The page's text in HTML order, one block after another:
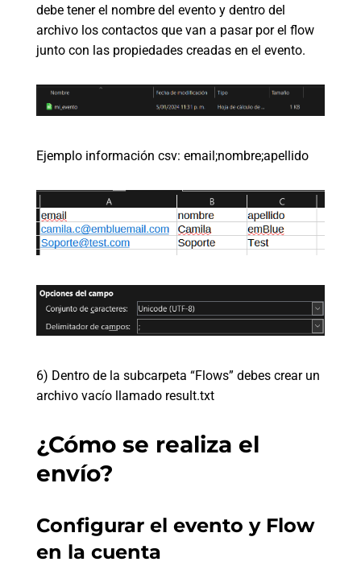
debe tener el nombre del evento y dentro del
archivo los contactos que van a pasar por el flow
junto con las propiedades creadas en el evento.
Ejemplo información csv: email;nombre;apellido
6) Dentro de la subcarpeta “Flows” debes crear un
archivo vacío llamado result.txt
¿Cómo se realiza el
envío?
Configurar el evento y Flow
en la cuenta